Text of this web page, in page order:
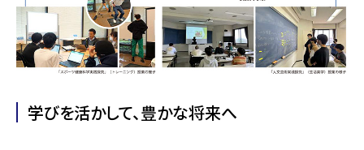
学びを活かして、豊かな将来へ